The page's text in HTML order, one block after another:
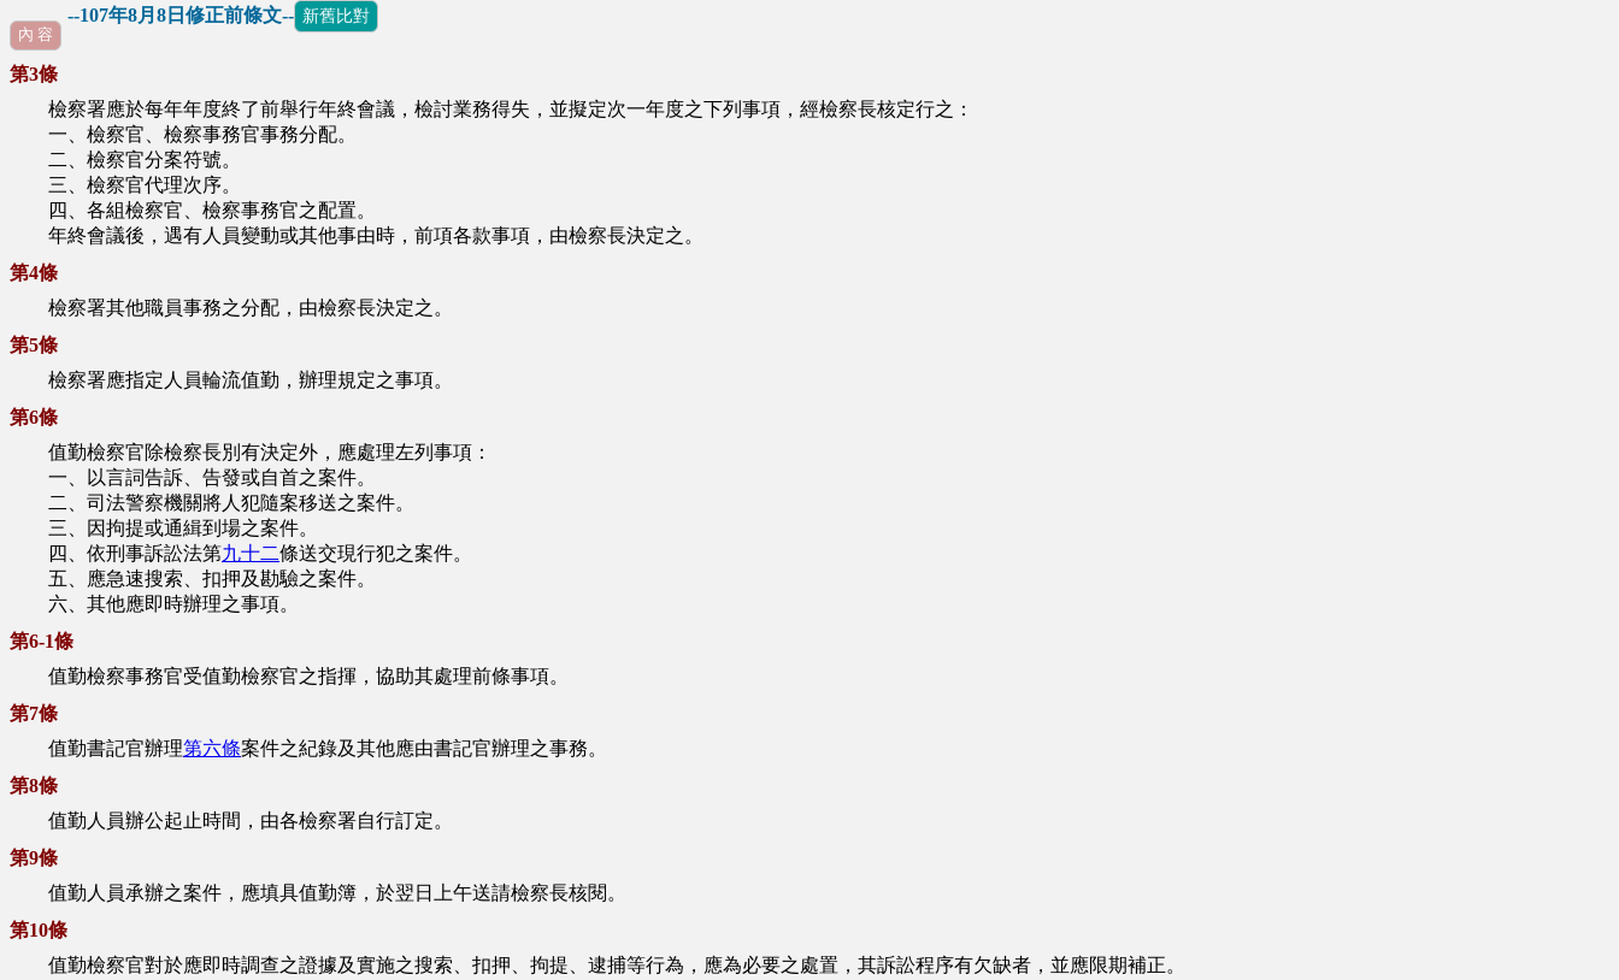
--107年8月8日修正前條文-- 新舊比對
內 容
第3條
檢察署應於每年年度終了前舉行年終會議，檢討業務得失，並擬定次一年度之下列事項，經檢察長核定行之：
一、檢察官、檢察事務官事務分配。
二、檢察官分案符號。
三、檢察官代理次序。
四、各組檢察官、檢察事務官之配置。
年終會議後，遇有人員變動或其他事由時，前項各款事項，由檢察長決定之。
第4條
檢察署其他職員事務之分配，由檢察長決定之。
第5條
檢察署應指定人員輪流值勤，辦理規定之事項。
第6條
值勤檢察官除檢察長別有決定外，應處理左列事項：
一、以言詞告訴、告發或自首之案件。
二、司法警察機關將人犯隨案移送之案件。
三、因拘提或通緝到場之案件。
四、依刑事訴訟法第九十二條送交現行犯之案件。
五、應急速搜索、扣押及勘驗之案件。
六、其他應即時辦理之事項。
第6-1條
值勤檢察事務官受值勤檢察官之指揮，協助其處理前條事項。
第7條
值勤書記官辦理第六條案件之紀錄及其他應由書記官辦理之事務。
第8條
值勤人員辦公起止時間，由各檢察署自行訂定。
第9條
值勤人員承辦之案件，應填具值勤簿，於翌日上午送請檢察長核閱。
第10條
值勤檢察官對於應即時調查之證據及實施之搜索、扣押、拘提、逮捕等行為，應為必要之處置，其訴訟程序有欠缺者，並應限期補正。